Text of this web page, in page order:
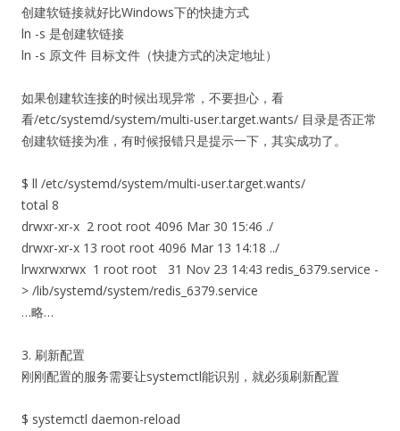
创建软链接就好比Windows下的快捷方式
ln -s 是创建软链接
ln -s 原文件 目标文件（快捷方式的决定地址）
如果创建软连接的时候出现异常，不要担心，看
看/etc/systemd/system/multi-user.target.wants/ 目录是否正常
创建软链接为准，有时候报错只是提示一下，其实成功了。
$ ll /etc/systemd/system/multi-user.target.wants/
total 8
drwxr-xr-x 2 root root 4096 Mar 30 15:46 ./
drwxr-xr-x 13 root root 4096 Mar 13 14:18 ../
lrwxrwxrwx 1 root root 31 Nov 23 14:43 redis_6379.service -
> /lib/systemd/system/redis_6379.service
…略…
3. 刷新配置
刚刚配置的服务需要让systemctl能识别，就必须刷新配置
$ systemctl daemon-reload